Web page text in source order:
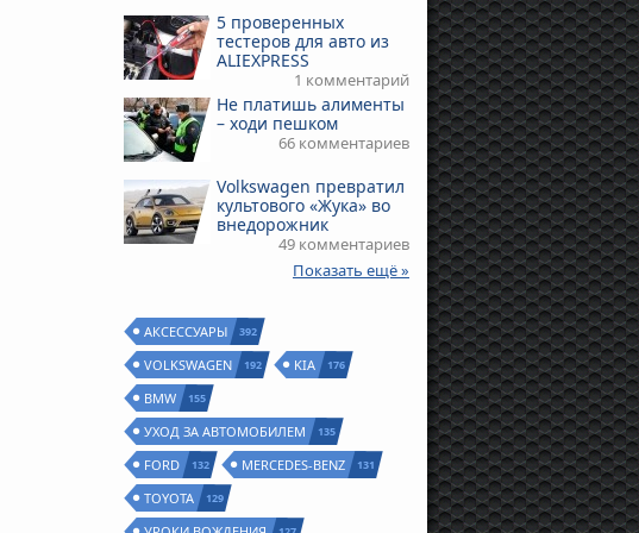
5 проверенных
тестеров для авто из
ALIEXPRESS
1 комментарий
Не платишь алименты
– ходи пешком
66 комментариев
Volkswagen превратил
культового «Жука» во
внедорожник
49 комментариев
Показать ещё »
АКСЕССУАРЫ 392
VOLKSWAGEN 192 KIA 176
BMW 155
УХОД ЗА АВТОМОБИЛЕМ 135
FORD 132 MERCEDES-BENZ 131
TOYOTA 129